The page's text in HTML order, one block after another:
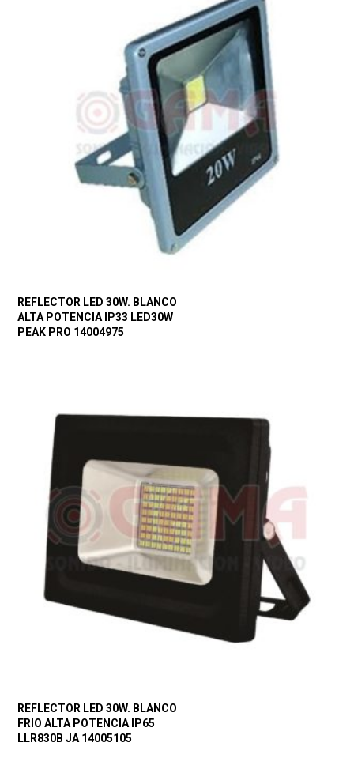
REFLECTOR LED 30W. BLANCO
ALTA POTENCIA IP33 LED30W
PEAK PRO 14004975
REFLECTOR LED 30W. BLANCO
FRIO ALTA POTENCIA IP65
LLR830B JA 14005105